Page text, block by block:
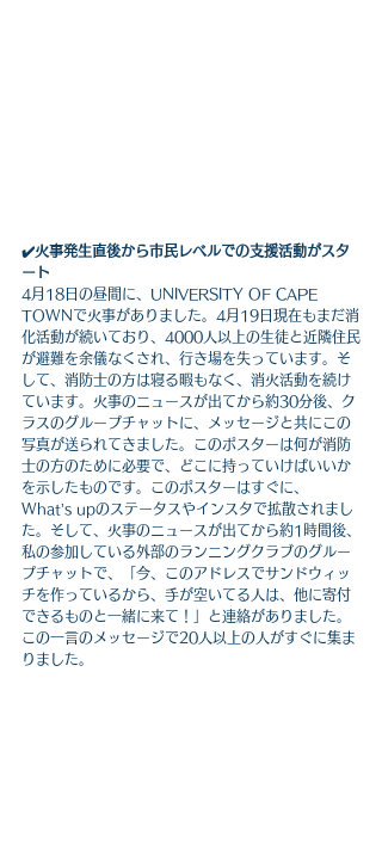
✔️火事発生直後から市民レベルでの支援活動がスタ
ート
4月18日の昼間に、UNIVERSITY OF CAPE
TOWNで火事がありました。4月19日現在もまだ消
化活動が続いており、4000人以上の生徒と近隣住民
が避難を余儀なくされ、行き場を失っています。そ
して、消防士の方は寝る暇もなく、消火活動を続け
ています。火事のニュースが出てから約30分後、ク
ラスのグループチャットに、メッセージと共にこの
写真が送られてきました。このポスターは何が消防
士の方のために必要で、どこに持っていけばいいか
を示したものです。このポスターはすぐに、
What’s upのステータスやインスタで拡散されまし
た。そして、火事のニュースが出てから約1時間後、
私の参加している外部のランニングクラブのグルー
プチャットで、「今、このアドレスでサンドウィッ
チを作っているから、手が空いてる人は、他に寄付
できるものと一緒に来て！」と連絡がありました。
この一言のメッセージで20人以上の人がすぐに集ま
りました。